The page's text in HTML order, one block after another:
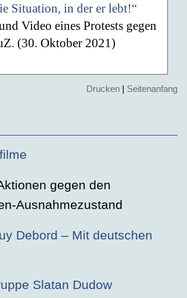
Situation, in der er lebt!“
Video eines Protests gegen
(30. Oktober 2021)
Drucken | Seitenanfang
gegen den
Ausnahmezustand
Debord – Mit deutschen
Slatan Dudow